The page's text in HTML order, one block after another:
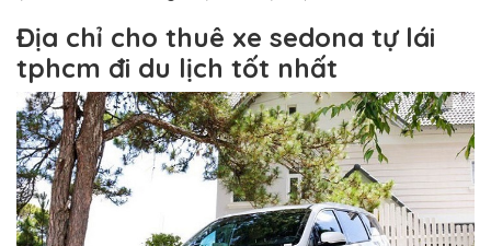
Địa chỉ cho thuê xe sedona tự lái
tphcm đi du lịch tốt nhất